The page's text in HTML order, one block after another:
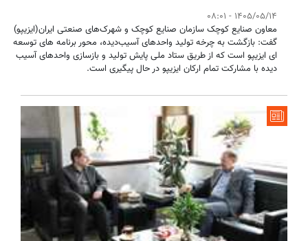
1405/05/14 - 08:01
معاون صنایع کوچک سازمان صنایع کوچک و شهرک‌های صنعتی ایران(ایزیپو)
گفت: بازگشت به چرخه تولید واحدهای آسیب‌دیده، محور برنامه های توسعه
ای ایزیپو است که از طریق ستاد ملی پایش تولید و بازسازی واحدهای آسیب
دیده با مشارکت تمام ارکان ایزیپو در حال پیگیری است.